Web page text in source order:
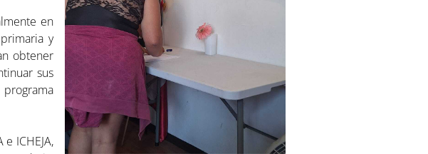
en
y
obtener
sus
programa
ICHEJA,